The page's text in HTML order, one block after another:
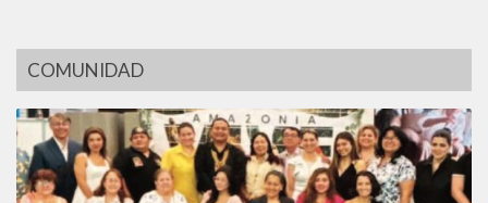
COMUNIDAD